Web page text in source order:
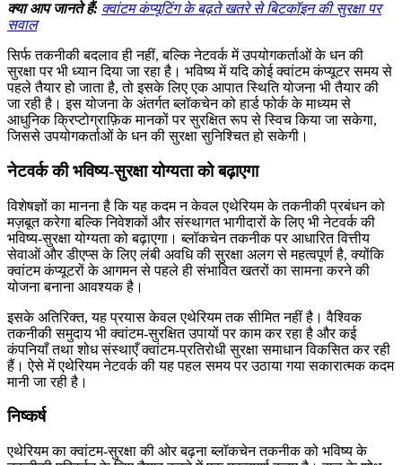
क्या आप जानते हैं: क्वांटम कंप्यूटिंग के बढ़ते खतरे से बिटकॉइन की सुरक्षा पर
सवाल
सिर्फ तकनीकी बदलाव ही नहीं, बल्कि नेटवर्क में उपयोगकर्ताओं के धन की
सुरक्षा पर भी ध्यान दिया जा रहा है। भविष्य में यदि कोई क्वांटम कंप्यूटर समय से
पहले तैयार हो जाता है, तो इसके लिए एक आपात स्थिति योजना भी तैयार की
जा रही है। इस योजना के अंतर्गत ब्लॉकचेन को हार्ड फोर्क के माध्यम से
आधुनिक क्रिप्टोग्राफ़िक मानकों पर सुरक्षित रूप से स्विच किया जा सकेगा,
जिससे उपयोगकर्ताओं के धन की सुरक्षा सुनिश्चित हो सकेगी।
नेटवर्क की भविष्य-सुरक्षा योग्यता को बढ़ाएगा
विशेषज्ञों का मानना है कि यह कदम न केवल एथेरियम के तकनीकी प्रबंधन को
मज़बूत करेगा बल्कि निवेशकों और संस्थागत भागीदारों के लिए भी नेटवर्क की
भविष्य-सुरक्षा योग्यता को बढ़ाएगा। ब्लॉकचेन तकनीक पर आधारित वित्तीय
सेवाओं और डीएप्स के लिए लंबी अवधि की सुरक्षा अलग से महत्वपूर्ण है, क्योंकि
क्वांटम कंप्यूटरों के आगमन से पहले ही संभावित खतरों का सामना करने की
योजना बनाना आवश्यक है।
इसके अतिरिक्त, यह प्रयास केवल एथेरियम तक सीमित नहीं है। वैश्विक
तकनीकी समुदाय भी क्वांटम-सुरक्षित उपायों पर काम कर रहा है और कई
कंपनियाँ तथा शोध संस्थाएँ क्वांटम-प्रतिरोधी सुरक्षा समाधान विकसित कर रही
हैं। ऐसे में एथेरियम नेटवर्क की यह पहल समय पर उठाया गया सकारात्मक कदम
मानी जा रही है।
निष्कर्ष
एथेरियम का क्वांटम-सुरक्षा की ओर बढ़ना ब्लॉकचेन तकनीक को भविष्य के